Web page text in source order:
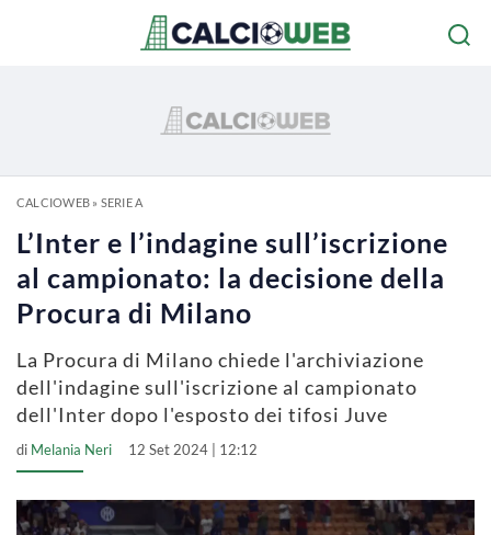
CALCIOWEB» SERIE A
L’Inter e l’indagine sull’iscrizione
al campionato: la decisione della
Procura di Milano
La Procura di Milano chiede l'archiviazione
dell'indagine sull'iscrizione al campionato
dell'Inter dopo l'esposto dei tifosi Juve
di Melania Neri 12 Set 2024 | 12:12